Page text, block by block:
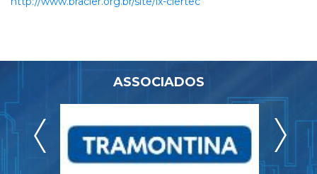
ASSOCIADOS